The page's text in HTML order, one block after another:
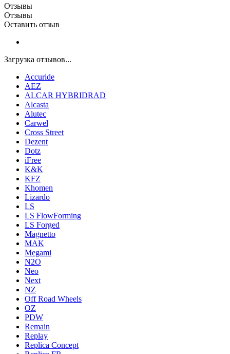
Отзывы
Отзывы
Оставить отзыв
Загрузка отзывов...
Accuride
AEZ
ALCAR HYBRIDRAD
Alcasta
Alutec
Carwel
Cross Street
Dezent
Dotz
iFree
K&K
KFZ
Khomen
Lizardo
LS
LS FlowForming
LS Forged
Magnetto
MAK
Megami
N2O
Neo
Next
NZ
Off Road Wheels
OZ
PDW
Remain
Replay
Replica Concept